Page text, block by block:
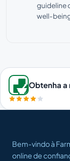
guideline
well-
Obtenha
Bem-vindo à
online de